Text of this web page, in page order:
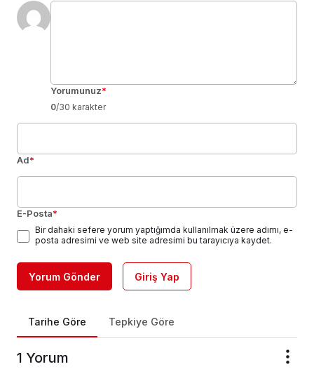
Yorumunuz*
0/30 karakter
Ad*
E-Posta*
Bir dahaki sefere yorum yaptığımda kullanılmak üzere adımı, e-
posta adresimi ve web site adresimi bu tarayıcıya kaydet.
Yorum Gönder Giriş Yap
Tarihe Göre Tepkiye Göre
1 Yorum